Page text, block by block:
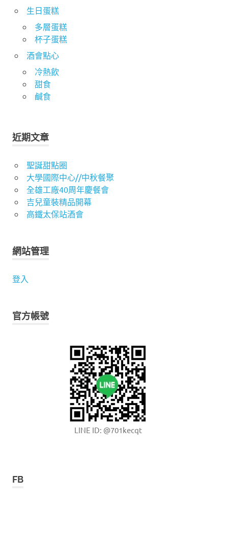
生日蛋糕
多層蛋糕
杯子蛋糕
酒會點心
冷熱飲
甜食
鹹食
近期文章
聖誕甜點圈
大學國際中心//中秋餐聚
全雄工廠40周年慶餐會
吉兒童裝精品開幕
高鐵太保站酒會
網站管理
登入
官方帳號
LINE ID: @701kecqt
FB